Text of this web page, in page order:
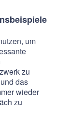
um
zu
das
wieder
zu